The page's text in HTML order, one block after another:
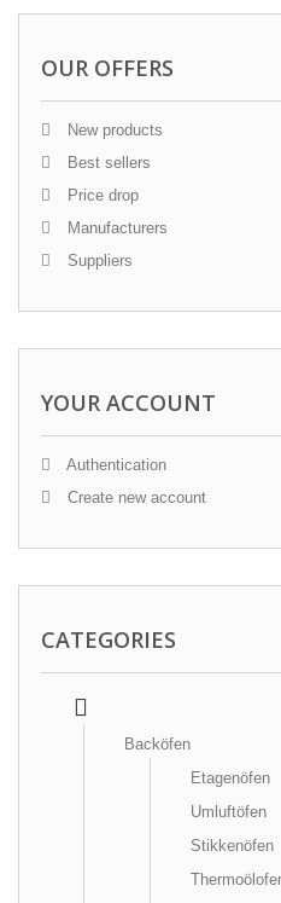
OUR OFFERS
New products
Best sellers
Price drop
Manufacturers
Suppliers
YOUR ACCOUNT
Authentication
Create new account
CATEGORIES
Backöfen
Etagenöfen
Umluftöfen
Stikkenöfen